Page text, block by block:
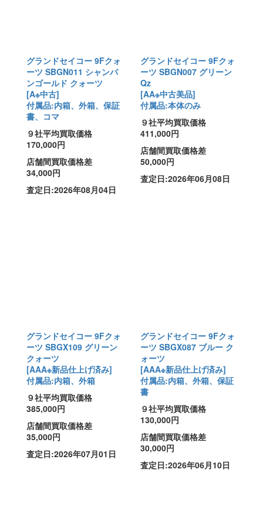
グランドセイコー 9Fクォ
ーツ SBGN011 シャンパ
ンゴールド クォーツ
[A※中古]
付属品:内箱、外箱、保証
書、コマ
９社平均買取価格
170,000円
店舗間買取価格差
34,000円
査定日:2026年08月04日
グランドセイコー 9Fクォ
ーツ SBGN007 グリーン
Qz
[AA※中古美品]
付属品:本体のみ
９社平均買取価格
411,000円
店舗間買取価格差
50,000円
査定日:2026年06月08日
グランドセイコー 9Fクォ
ーツ SBGX109 グリーン
クォーツ
[AAA※新品仕上げ済み]
付属品:内箱、外箱
９社平均買取価格
385,000円
店舗間買取価格差
35,000円
査定日:2026年07月01日
グランドセイコー 9Fクォ
ーツ SBGX087 ブルー ク
ォーツ
[AAA※新品仕上げ済み]
付属品:内箱、外箱、保証
書
９社平均買取価格
130,000円
店舗間買取価格差
30,000円
査定日:2026年06月10日